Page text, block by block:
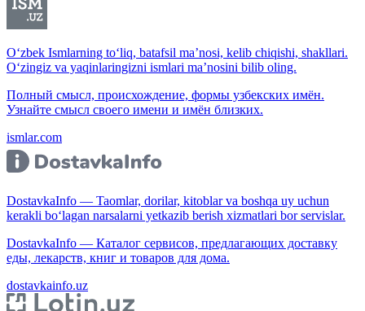
O‘zbek Ismlarning to‘liq, batafsil ma’nosi, kelib chiqishi, shakllari.
O‘zingiz va yaqinlaringizni ismlari ma’nosini bilib oling.
Полный смысл, происхождение, формы узбекских имён.
Узнайте смысл своего имени и имён близких.
ismlar.com
DostavkaInfo — Taomlar, dorilar, kitoblar va boshqa uy uchun
kerakli bo‘lagan narsalarni yetkazib berish xizmatlari bor servislar.
DostavkaInfo — Каталог сервисов, предлагающих доставку
еды, лекарств, книг и товаров для дома.
dostavkainfo.uz